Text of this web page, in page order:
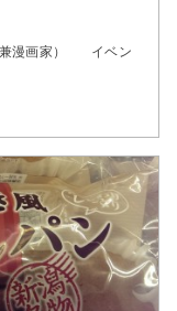
兼漫画家） イベン